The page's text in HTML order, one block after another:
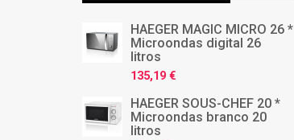
HAEGER MAGIC MICRO 26 *
Microondas digital 26
litros
135,19 €
HAEGER SOUS-CHEF 20 *
Microondas branco 20
litros